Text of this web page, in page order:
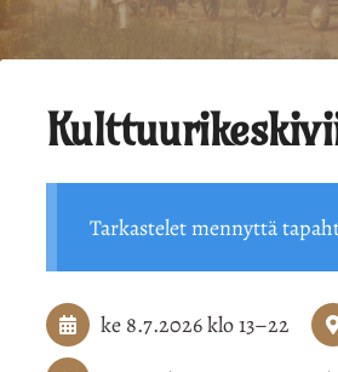
Tarkastelet mennyttä
ke 8.7.2026klo 13–22